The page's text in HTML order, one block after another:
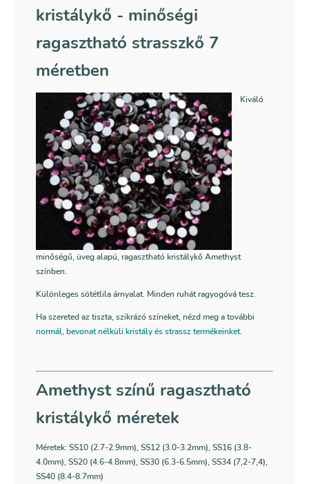
kristálykő - minőségi
ragasztható strasszkő 7
méretben
Kiváló
minőségű, üveg alapú, ragasztható kristálykő Amethyst
színben.
Különleges sötétlila árnyalat. Minden ruhát ragyogóvá tesz.
Ha szereted az tiszta, szikrázó színeket, nézd meg a további
normál, bevonat nélküli kristály és strassz termékeinket.
Amethyst színű ragasztható
kristálykő méretek
Méretek: SS10 (2.7-2.9mm), SS12 (3.0-3.2mm), SS16 (3.8-
4.0mm), SS20 (4.6-4.8mm), SS30 (6.3-6.5mm), SS34 (7,2-7,4),
SS40 (8.4-8.7mm)